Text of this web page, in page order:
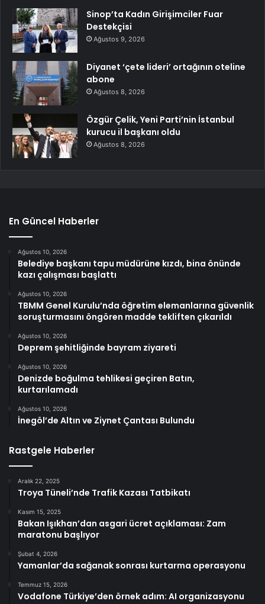
Sinop’ta Kadın Girişimciler Fuar
Destekçisi
Ağustos 9, 2026
Diyanet ‘çete lideri’ ortağının oteline
abone
Ağustos 8, 2026
Özgür Çelik, Yeni Parti’nin İstanbul
kurucu il başkanı oldu
Ağustos 8, 2026
En Güncel Haberler
Ağustos 10, 2026
Belediye başkanı tapu müdürüne kızdı, bina önünde
kazı çalışması başlattı
Ağustos 10, 2026
TBMM Genel Kurulu’nda öğretim elemanlarına güvenlik
soruşturmasını öngören madde tekliften çıkarıldı
Ağustos 10, 2026
Deprem şehitliğinde bayram ziyareti
Ağustos 10, 2026
Denizde boğulma tehlikesi geçiren Batın,
kurtarılamadı
Ağustos 10, 2026
İnegöl’de Altın ve Ziynet Çantası Bulundu
Rastgele Haberler
Aralık 22, 2025
Troya Tüneli’nde Trafik Kazası Tatbikatı
Kasım 15, 2025
Bakan Işıkhan’dan asgari ücret açıklaması: Zam
maratonu başlıyor
Şubat 4, 2026
Yamanlar’da sağanak sonrası kurtarma operasyonu
Temmuz 15, 2026
Vodafone Türkiye’den örnek adım: AI organizasyonu